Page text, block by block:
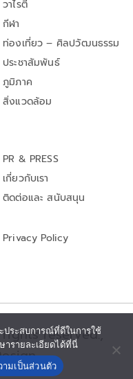
วาไรตี้
กีฬา
ท่องเที่ยว – ศิลปวัฒนธรรม
ประชาสัมพันธ์
ภูมิภาค
สิ่งแวดล้อม
PR & PRESS
เกี่ยวกับเรา
ติดต่อและ สนับสนุน
Privacy Policy
reserved.,
ประสบการณ์ที่ดีในการใช้
รายละเอียดได้ที่นี่
มเป็นส่วนตัว